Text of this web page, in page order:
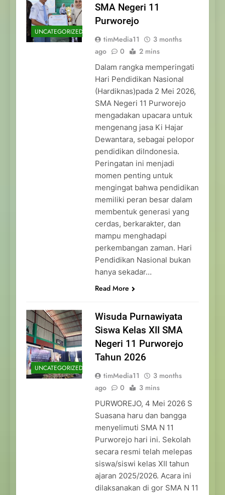
UNCATEGORIZED
SMA Negeri 11
Purworejo
timMedia11
3 months
ago
0 2 mins
Dalam rangka memperingati
Hari Pendidikan Nasional
(Hardiknas)pada 2 Mei 2026,
SMA Negeri 11 Purworejo
mengadakan upacara untuk
mengenang jasa Ki Hajar
Dewantara, sebagai pelopor
pendidikan diIndonesia.
Peringatan ini menjadi
momen penting untuk
mengingat bahwa pendidikan
memiliki peran besar dalam
membentuk generasi yang
cerdas, berkarakter, dan
mampu menghadapi
perkembangan zaman. Hari
Pendidikan Nasional bukan
hanya sekadar…
Read More
UNCATEGORIZED
Wisuda Purnawiyata
Siswa Kelas XII SMA
Negeri 11 Purworejo
Tahun 2026
timMedia11
3 months
ago
0 3 mins
PURWOREJO, 4 Mei 2026 S
Suasana haru dan bangga
menyelimuti SMA N 11
Purworejo hari ini. Sekolah
secara resmi telah melepas
siswa/siswi kelas XII tahun
ajaran 2025/2026. Acara ini
dilaksanakan di gor SMA N 11